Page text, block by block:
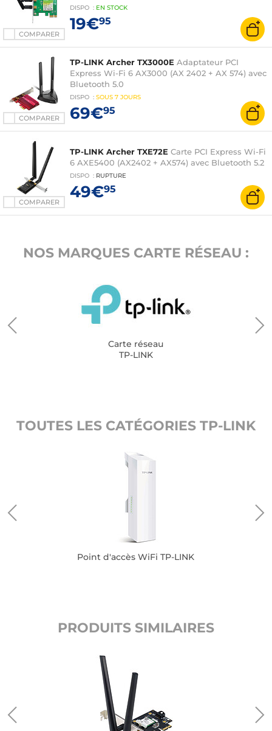
COMPARER
DISPO : EN STOCK
19€95
COMPARER
TP-LINK Archer TX3000E Adaptateur PCI
Express Wi-Fi 6 AX3000 (AX 2402 + AX 574) avec
Bluetooth 5.0
DISPO : SOUS 7 JOURS
69€95
COMPARER
TP-LINK Archer TXE72E Carte PCI Express Wi-Fi
6 AXE5400 (AX2402 + AX574) avec Bluetooth 5.2
DISPO : RUPTURE
49€95
NOS MARQUES CARTE RÉSEAU :
Carte réseau
TP-LINK
TOUTES LES CATÉGORIES TP-LINK
Point d'accès WiFi TP-LINK
PRODUITS SIMILAIRES